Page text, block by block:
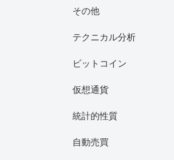
その他
テクニカル分析
ビットコイン
仮想通貨
統計的性質
自動売買